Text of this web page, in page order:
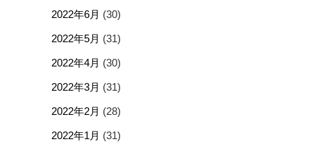
2022年6月 (30)
2022年5月 (31)
2022年4月 (30)
2022年3月 (31)
2022年2月 (28)
2022年1月 (31)